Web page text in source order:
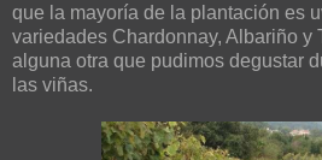
que la mayoría de la plantación es
variedades Chardonnay, Albariño y
alguna otra que pudimos degustar
las viñas.